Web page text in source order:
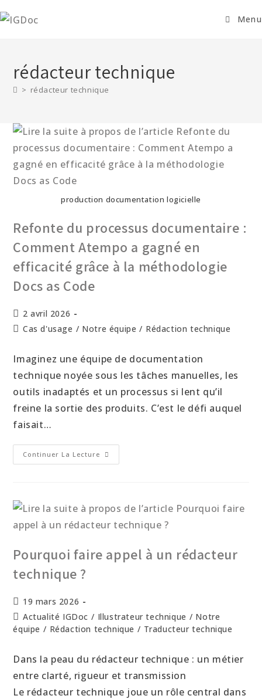
Menu
rédacteur technique
> rédacteur technique
production documentation logicielle
Refonte du processus documentaire :
Comment Atempo a gagné en
efficacité grâce à la méthodologie
Docs as Code
2 avril 2026
Cas d'usage / Notre équipe / Rédaction technique
Imaginez une équipe de documentation
technique noyée sous les tâches manuelles, les
outils inadaptés et un processus si lent qu’il
freine la sortie des produits. C’est le défi auquel
faisait…
Continuer La Lecture
Pourquoi faire appel à un rédacteur
technique ?
19 mars 2026
Actualité IGDoc / Illustrateur technique / Notre
équipe / Rédaction technique / Traducteur technique
Dans la peau du rédacteur technique : un métier
entre clarté, rigueur et transmission
Le rédacteur technique joue un rôle central dans